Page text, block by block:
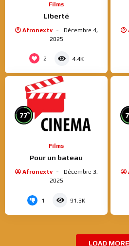
Films
Liberté
Afronextv
Décembre 4,
2025
2 4.4K
77%
Films
Pour un bateau
Afronextv
Décembre 3,
2025
1 91.3K
LOAD MORE